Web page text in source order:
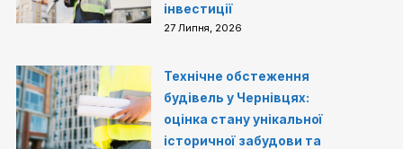
інвестиції
27 Липня, 2026
Технічне обстеження
будівель у Чернівцях:
оцінка стану унікальної
історичної забудови та